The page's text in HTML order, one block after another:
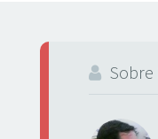
Sobre